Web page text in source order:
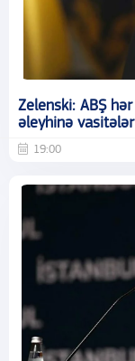
Zelenski: ABŞ
əleyhinə
19:00